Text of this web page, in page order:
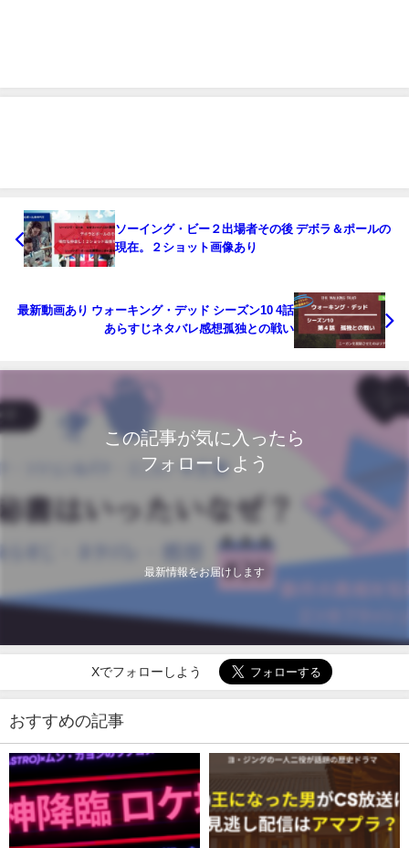
ソーイング・ビー２出場者その後 デボラ＆ポールの
現在。２ショット画像あり
最新動画あり ウォーキング・デッド シーズン10 4話
あらすじネタバレ感想孤独との戦い
この記事が気に入ったら
フォローしよう
最新情報をお届けします
Xでフォローしよう
おすすめの記事